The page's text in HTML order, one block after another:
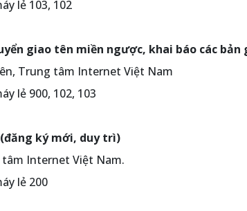
lẻ 103, 102
giao tên miền ngược, khai báo các bản
Trung tâm Internet Việt Nam
lẻ 900, 102, 103
ký mới, duy trì)
Internet Việt Nam.
lẻ 200